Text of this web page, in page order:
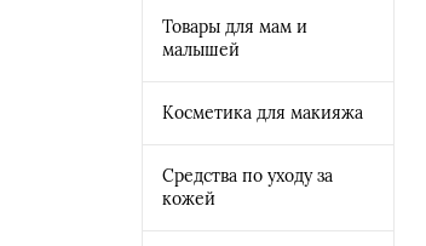
Товары для мам и
малышей
Косметика для макияжа
Средства по уходу за
кожей